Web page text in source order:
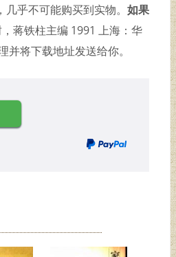
乎不可能购买到实物。 如果
蒋铁柱主编 1991 上海：华
将下载地址发送给你。